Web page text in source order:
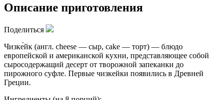
Описание приготовления
Поделиться
Чизке́йк (англ. cheese — сыр, cake — торт) — блюдо
европейской и американской кухни, представляющее собой
сыросодержащий десерт от творожной запеканки до
пирожного суфле. Первые чизкейки появились в Древней
Греции.